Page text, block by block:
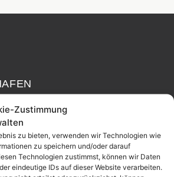
Zustimmung
zu bieten, verwenden wir Technologien wie
zu speichern und/oder darauf
Technologien zustimmst, können wir Daten
eindeutige IDs auf dieser Website verarbeiten.